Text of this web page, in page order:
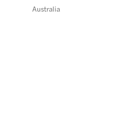
Australia